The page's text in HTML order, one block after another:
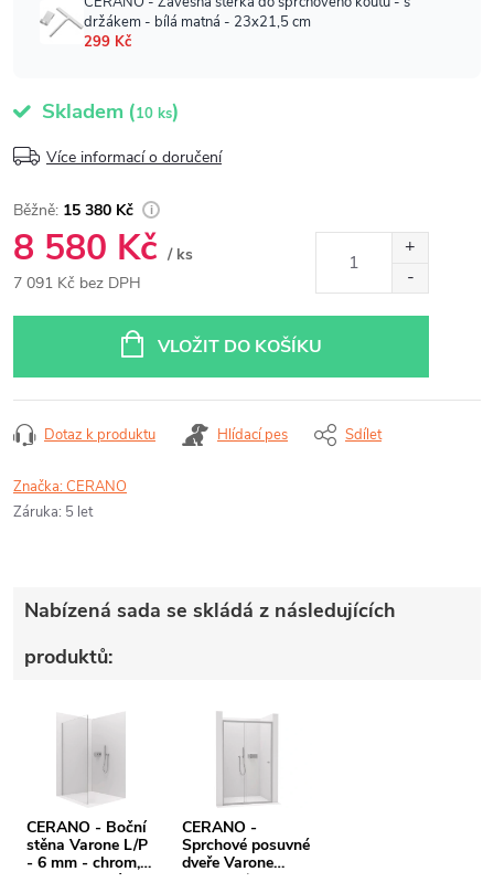
Skladem (10 ks)
Více informací o doručení
15 380 Kč
8 580 Kč / ks
7 091 Kč bez DPH
VLOŽIT DO KOŠÍKU
Dotaz k produktu Hlídací pes Sdílet
Značka:CERANO
Záruka: 5 let
Nabízená sada se skládá z následujících
produktů:
CERANO - Boční
stěna Varone L/P
- 6 mm - chrom,
transparentní sklo
CERANO -
Sprchové posuvné
dveře Varone
POINT L/P - 6